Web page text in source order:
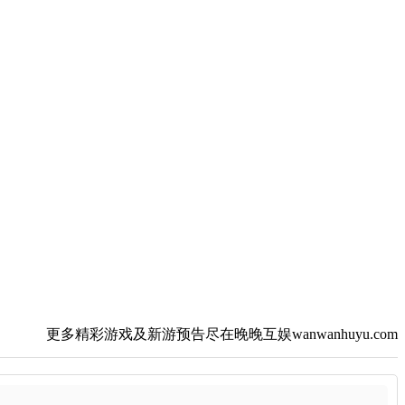
更多精彩游戏及新游预告尽在晚晚互娱wanwanhuyu.com